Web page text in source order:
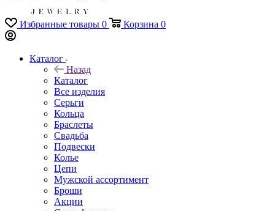
Избранные товары 0 Корзина 0
Каталог
Назад
Каталог
Все изделия
Серьги
Кольца
Браслеты
Свадьба
Подвески
Колье
Цепи
Мужской ассортимент
Броши
Акции